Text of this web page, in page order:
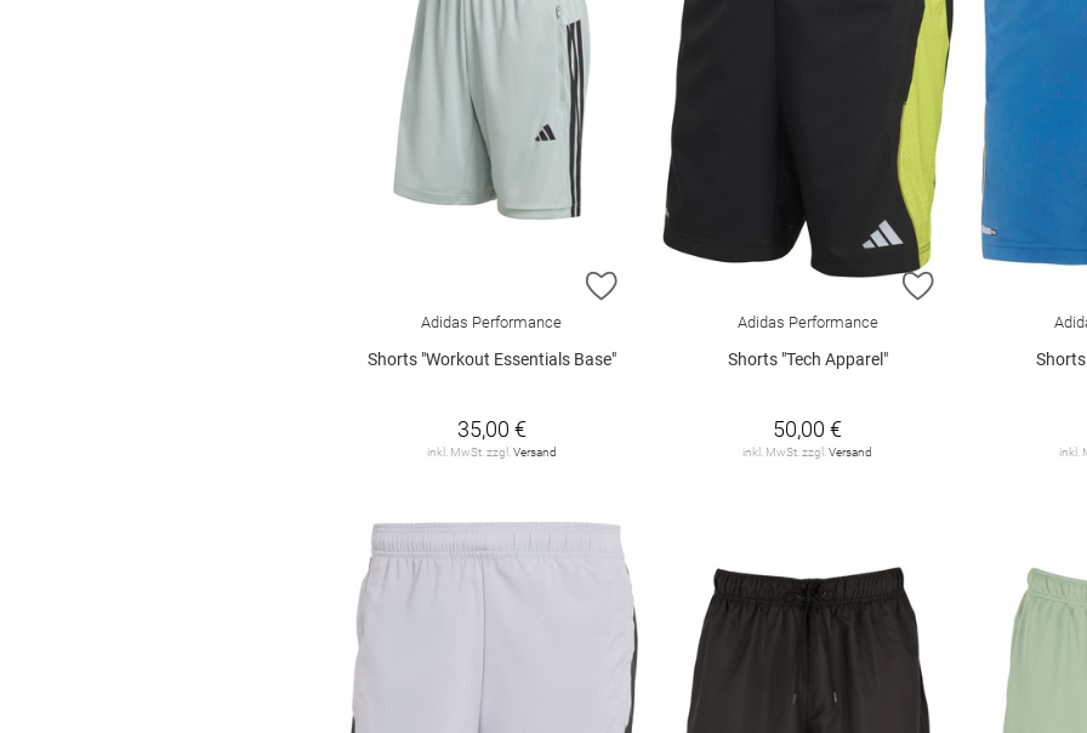
ZUR WUNSCHLISTE HINZUFÜGEN
Adidas Performance
Shorts "Workout Essentials Base"
35,00 €
inkl. MwSt. zzgl. Versand
ZUR
Adidas Performance
Shorts "Tech Apparel"
50,00 €
inkl. MwSt. zzgl.Versand inkl.